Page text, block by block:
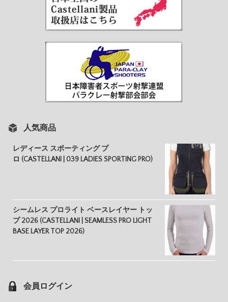
人気商品
レディース スポーティング プ
ロ (CASTELLANI | 039 LADIES SPORTING PRO)
シームレス プロライト ベースレイヤー トッ
プ 2026 (CASTELLANI | SEAMLESS PRO LIGHT
BASE LAYER TOP 2026)
会員ログイン